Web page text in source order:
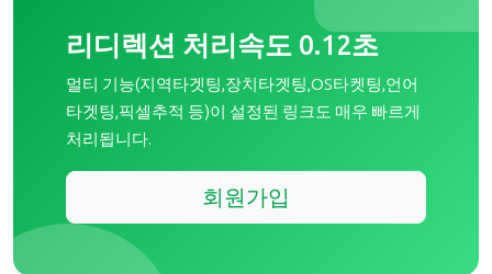
리디렉션 처리속도 0.12초
멀티 기능(지역타겟팅,장치타겟팅,OS타켓팅,언어
타겟팅,픽셀추적 등)이 설정된 링크도 매우 빠르게
처리됩니다.
회원가입